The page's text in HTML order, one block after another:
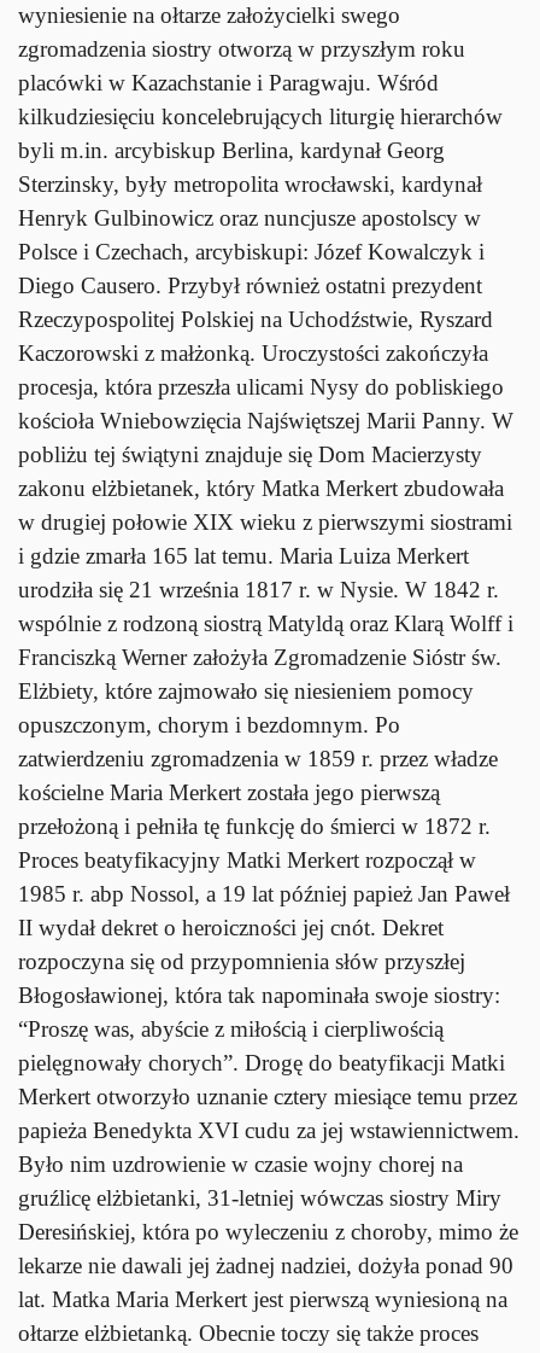
wyniesienie na ołtarze założycielki swego
zgromadzenia siostry otworzą w przyszłym roku
placówki w Kazachstanie i Paragwaju. Wśród
kilkudziesięciu koncelebrujących liturgię hierarchów
byli m.in. arcybiskup Berlina, kardynał Georg
Sterzinsky, były metropolita wrocławski, kardynał
Henryk Gulbinowicz oraz nuncjusze apostolscy w
Polsce i Czechach, arcybiskupi: Józef Kowalczyk i
Diego Causero. Przybył również ostatni prezydent
Rzeczypospolitej Polskiej na Uchodźstwie, Ryszard
Kaczorowski z małżonką. Uroczystości zakończyła
procesja, która przeszła ulicami Nysy do pobliskiego
kościoła Wniebowzięcia Najświętszej Marii Panny. W
pobliżu tej świątyni znajduje się Dom Macierzysty
zakonu elżbietanek, który Matka Merkert zbudowała
w drugiej połowie XIX wieku z pierwszymi siostrami
i gdzie zmarła 165 lat temu. Maria Luiza Merkert
urodziła się 21 września 1817 r. w Nysie. W 1842 r.
wspólnie z rodzoną siostrą Matyldą oraz Klarą Wolff i
Franciszką Werner założyła Zgromadzenie Sióstr św.
Elżbiety, które zajmowało się niesieniem pomocy
opuszczonym, chorym i bezdomnym. Po
zatwierdzeniu zgromadzenia w 1859 r. przez władze
kościelne Maria Merkert została jego pierwszą
przełożoną i pełniła tę funkcję do śmierci w 1872 r.
Proces beatyfikacyjny Matki Merkert rozpoczął w
1985 r. abp Nossol, a 19 lat później papież Jan Paweł
II wydał dekret o heroiczności jej cnót. Dekret
rozpoczyna się od przypomnienia słów przyszłej
Błogosławionej, która tak napominała swoje siostry:
“Proszę was, abyście z miłością i cierpliwością
pielęgnowały chorych”. Drogę do beatyfikacji Matki
Merkert otworzyło uznanie cztery miesiące temu przez
papieża Benedykta XVI cudu za jej wstawiennictwem.
Było nim uzdrowienie w czasie wojny chorej na
gruźlicę elżbietanki, 31-letniej wówczas siostry Miry
Deresińskiej, która po wyleczeniu z choroby, mimo że
lekarze nie dawali jej żadnej nadziei, dożyła ponad 90
lat. Matka Maria Merkert jest pierwszą wyniesioną na
ołtarze elżbietanką. Obecnie toczy się także proces